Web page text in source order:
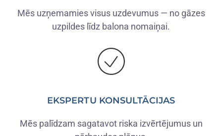
Mēs uzņemamies visus uzdevumus — no gāzes
uzpildes līdz balona nomaiņai.
EKSPERTU KONSULTĀCIJAS
Mēs palīdzam sagatavot riska izvērtējumus un